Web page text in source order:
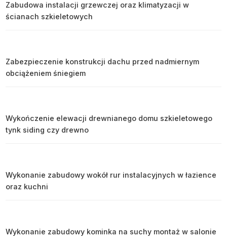
Zabudowa instalacji grzewczej oraz klimatyzacji w
ścianach szkieletowych
Zabezpieczenie konstrukcji dachu przed nadmiernym
obciążeniem śniegiem
Wykończenie elewacji drewnianego domu szkieletowego
tynk siding czy drewno
Wykonanie zabudowy wokół rur instalacyjnych w łazience
oraz kuchni
Wykonanie zabudowy kominka na suchy montaż w salonie